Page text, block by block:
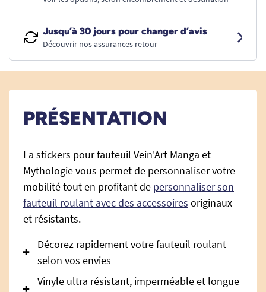
Jusqu’à 30 jours pour changer d’avis
Découvrir nos assurances retour
PRÉSENTATION
La stickers pour fauteuil Vein'Art Manga et
Mythologie vous permet de personnaliser votre
mobilité tout en profitant de personnaliser son
fauteuil roulant avec des accessoires originaux
et résistants.
Décorez rapidement votre fauteuil roulant
selon vos envies
Vinyle ultra résistant, imperméable et longue